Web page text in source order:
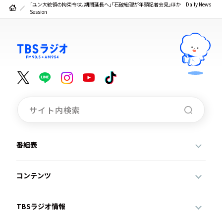
「ユン大統領の拘束令状、期間延長へ」「石破総理が年頭記者会見」ほか Daily News
Session
番組表
コンテンツ
TBSラジオ情報